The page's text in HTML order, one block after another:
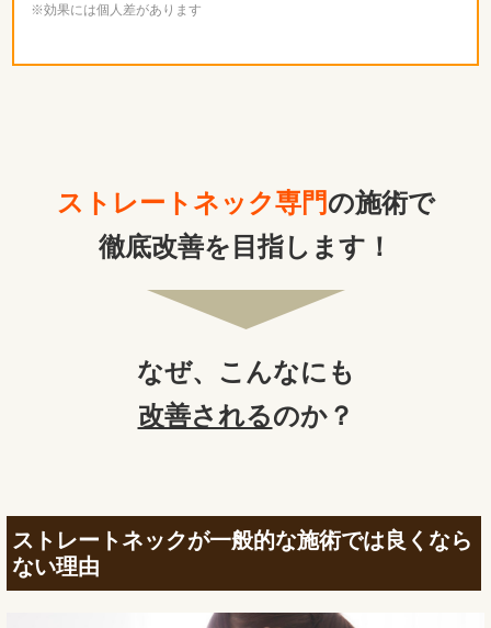
※効果には個人差があります
ストレートネック専門の施術で
徹底改善を目指します！
なぜ、 こんなにも
改善されるのか？
ストレートネックが一般的な施術では良くなら
ない理由